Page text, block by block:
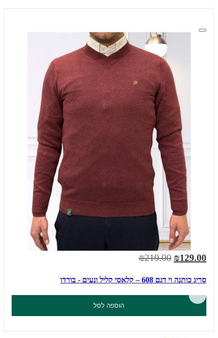
₪129.00
₪219.00
סריג כותנה וי דגם 608 – קלאסי קליל ונעים - בורדו
הוספה לסל